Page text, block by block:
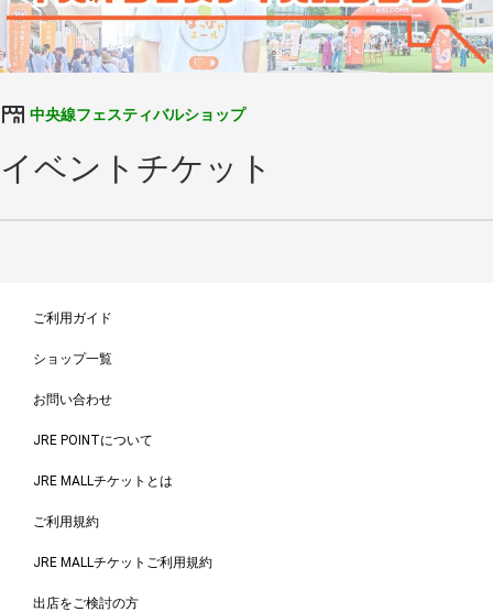
中央線フェスティバルショップ
イベントチケット
ご利用ガイド
ショップ一覧
お問い合わせ
JRE POINTについて
JRE MALLチケットとは
ご利用規約
JRE MALLチケットご利用規約
出店をご検討の方